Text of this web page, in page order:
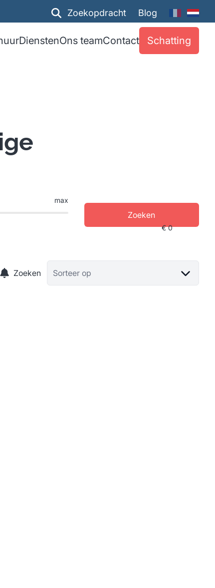
Zoekopdracht Blog
DienstenOns teamContact Schatting
max
Zoeken
Zoeken Sorteer op